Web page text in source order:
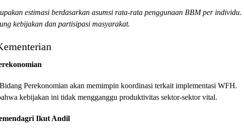
estimasi berdasarkan asumsi rata-rata penggunaan BBM per individu.
kebijakan dan partisipasi masyarakat.
Perekonomian akan memimpin koordinasi terkait implementasi WFH.
kebijakan ini tidak mengganggu produktivitas sektor-sektor vital.
Ikut Andil